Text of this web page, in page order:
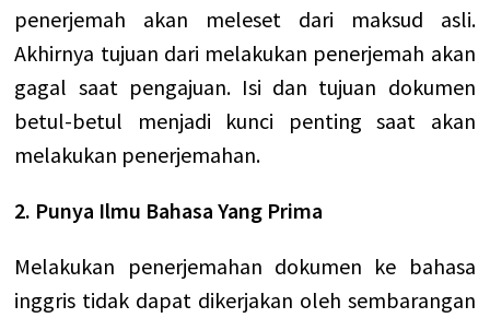
penerjemah akan meleset dari maksud asli.
Akhirnya tujuan dari melakukan penerjemah akan
gagal saat pengajuan. Isi dan tujuan dokumen
betul-betul menjadi kunci penting saat akan
melakukan penerjemahan.
2. Punya Ilmu Bahasa Yang Prima
Melakukan penerjemahan dokumen ke bahasa
inggris tidak dapat dikerjakan oleh sembarangan